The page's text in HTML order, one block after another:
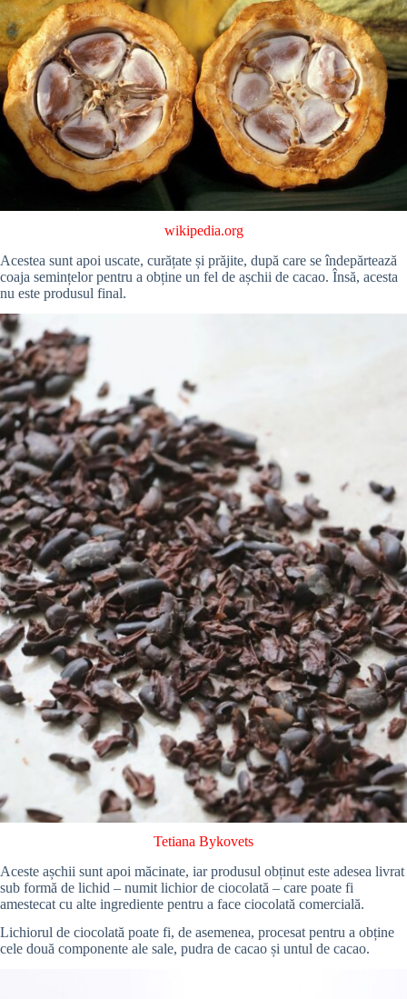
wikipedia.org
Acestea sunt apoi uscate, curățate și prăjite, după care se îndepărtează
coaja semințelor pentru a obține un fel de așchii de cacao. Însă, acesta
nu este produsul final.
Tetiana Bykovets
Aceste așchii sunt apoi măcinate, iar produsul obținut este adesea livrat
sub formă de lichid – numit lichior de ciocolată – care poate fi
amestecat cu alte ingrediente pentru a face ciocolată comercială.
Lichiorul de ciocolată poate fi, de asemenea, procesat pentru a obține
cele două componente ale sale, pudra de cacao și untul de cacao.